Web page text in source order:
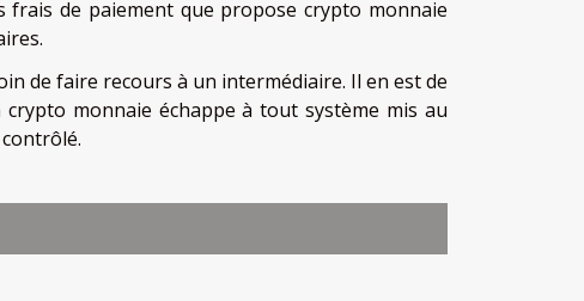
de paiement que propose crypto monnaie
de faire recours à un intermédiaire. Il en est de
monnaie échappe à tout système mis au